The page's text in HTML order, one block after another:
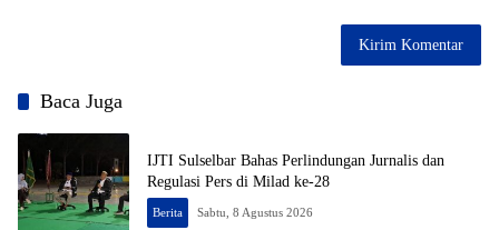
Baca Juga
IJTI Sulselbar Bahas Perlindungan Jurnalis dan
Regulasi Pers di Milad ke-28
Berita Sabtu, 8 Agustus 2026